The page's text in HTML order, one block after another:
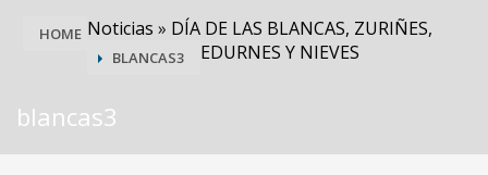
HOME Noticias » DÍA DE LAS BLANCAS, ZURIÑES,
EDURNES Y NIEVES
BLANCAS3
blancas3